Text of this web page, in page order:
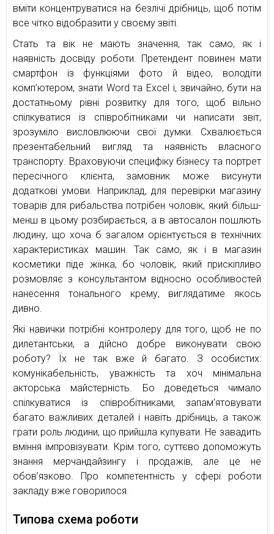
вміти концентруватися на безлічі дрібниць, щоб потім
все чітко відобразити у своєму звіті.
Стать та вік не мають значення, так само, як і
наявність досвіду роботи. Претендент повинен мати
смартфон із функціями фото й відео, володіти
комп’ютером, знати Word та Excel і, звичайно, бути на
достатньому рівні розвитку для того, щоб вільно
спілкуватися із співробітниками чи написати звіт,
зрозуміло висловлюючи свої думки. Схвалюється
презентабельний вигляд та наявність власного
транспорту. Враховуючи специфіку бізнесу та портрет
пересічного клієнта, замовник може висунути
додаткові умови. Наприклад, для перевірки магазину
товарів для рибальства потрібен чоловік, який більш-
менш в цьому розбирається, а в автосалон пошлють
людину, що хоча б загалом орієнтується в технічних
характеристиках машин. Так само, як і в магазин
косметики піде жінка, бо чоловік, який прискіпливо
розмовляє з консультантом відносно особливостей
нанесення тонального крему, виглядатиме якось
дивно.
Які навички потрібні контролеру для того, щоб не по
дилетантськи, а дійсно добре виконувати свою
роботу? Їх не так вже й багато. З особистих:
комунікабельність, уважність та хоч мінімальна
акторська майстерність. Бо доведеться чимало
спілкуватися із співробітниками, запам’ятовувати
багато важливих деталей і навіть дрібниць, а також
грати роль людини, що прийшла купувати. Не завадить
вміння імпровізувати. Крім того, суттєво допоможуть
знання мерчандайзингу і продажів, але це не
обов’язково. Про компетентність у сфері роботи
закладу вже говорилося.
Типова схема роботи